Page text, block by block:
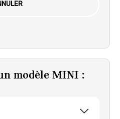
modèle MINI :